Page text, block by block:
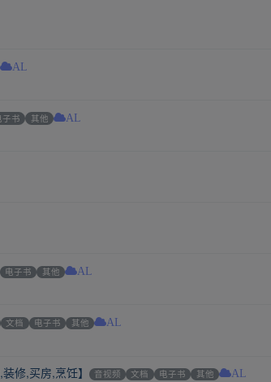
AL
子书 其他 AL
电子书 其他 AL
文档 电子书 其他 AL
修,买房,烹饪】 音视频 文档 电子书 其他 AL